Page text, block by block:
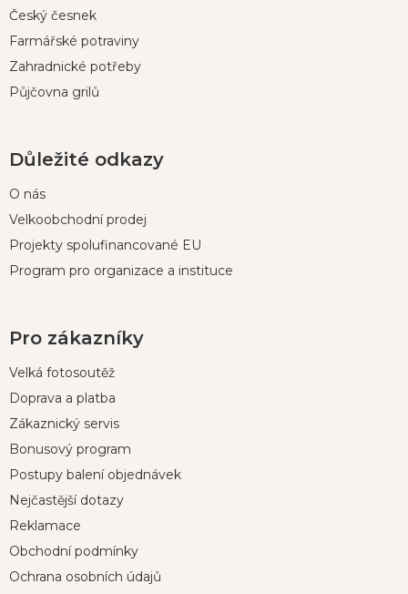
Český česnek
Farmářské potraviny
Zahradnické potřeby
Půjčovna grilů
Důležité odkazy
O nás
Velkoobchodní prodej
Projekty spolufinancované EU
Program pro organizace a instituce
Pro zákazníky
Velká fotosoutěž
Doprava a platba
Zákaznický servis
Bonusový program
Postupy balení objednávek
Nejčastější dotazy
Reklamace
Obchodní podmínky
Ochrana osobních údajů